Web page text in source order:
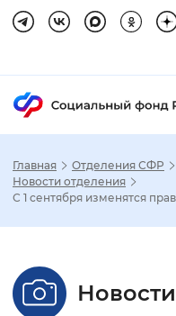
Настройка
Стандартный
Главная Отделения СФР
Новости отделения
С 1 сентября изменятся